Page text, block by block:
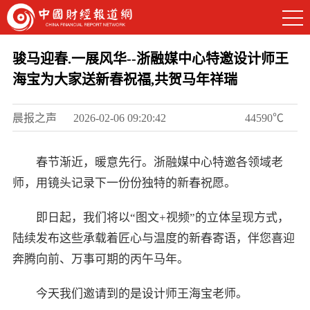
骏马迎春.一展风华--浙融媒中心特邀设计师王
海宝为大家送新春祝福,共贺马年祥瑞
晨报之声 2026-02-06 09:20:42 44590℃
春节渐近，暖意先行。浙融媒中心特邀各领域老
师，用镜头记录下一份份独特的新春祝愿。
即日起，我们将以“图文+视频”的立体呈现方式，
陆续发布这些承载着匠心与温度的新春寄语，伴您喜迎
奔腾向前、万事可期的丙午马年。
今天我们邀请到的是设计师王海宝老师。